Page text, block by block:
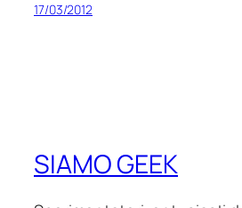
17/03/2012
SIAMO GEEK